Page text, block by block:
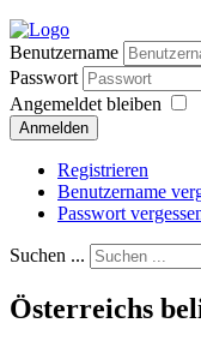
Benutzername
Passwort
Angemeldet bleiben
Anmelden
Registrieren
Benutzername
Passwort
Suchen ...
Österreichs